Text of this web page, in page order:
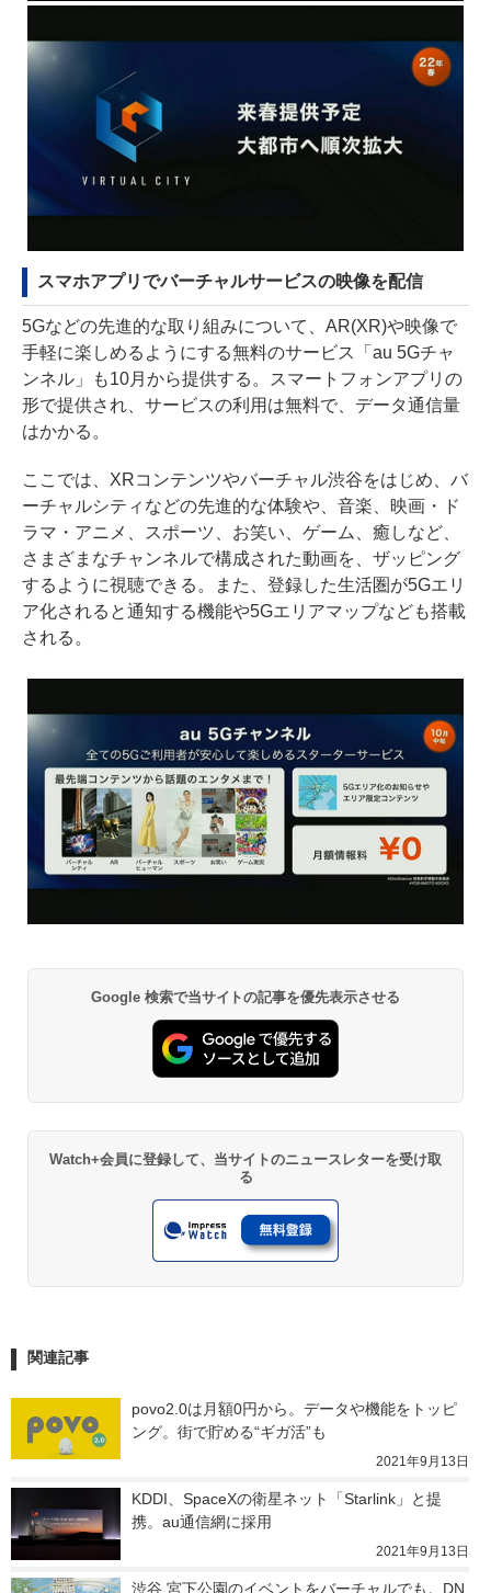
スマホアプリでバーチャルサービスの映像を配信
5Gなどの先進的な取り組みについて、AR(XR)や映像で
手軽に楽しめるようにする無料のサービス「au 5Gチャ
ンネル」も10月から提供する。スマートフォンアプリの
形で提供され、サービスの利用は無料で、データ通信量
はかかる。
ここでは、XRコンテンツやバーチャル渋谷をはじめ、バ
ーチャルシティなどの先進的な体験や、音楽、映画・ド
ラマ・アニメ、スポーツ、お笑い、ゲーム、癒しなど、
さまざまなチャンネルで構成された動画を、ザッピング
するように視聴できる。また、登録した生活圏が5Gエリ
ア化されると通知する機能や5Gエリアマップなども搭載
される。
Google 検索で当サイトの記事を優先表示させる
Watch+会員に登録して、当サイトのニュースレターを受け取
る
関連記事
povo2.0は月額0円から。データや機能をトッピ
ング。街で貯める“ギガ活”も
2021年9月13日
KDDI、SpaceXの衛星ネット「Starlink」と提
携。au通信網に採用
2021年9月13日
渋谷 宮下公園のイベントをバーチャルでも。DN